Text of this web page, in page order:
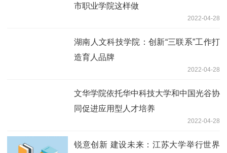
市职业学院这样做
2022-04-28
湖南人文科技学院：创新“三联系”工作打
造育人品牌
2022-04-28
文华学院依托华中科技大学和中国光谷协
同促进应用型人才培养
2022-04-28
锐意创新 建设未来：江苏大学举行世界